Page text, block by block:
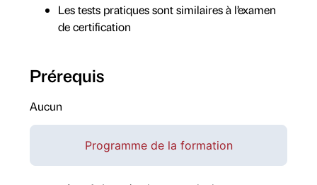
Les tests pratiques sont similaires à l’examen
de certification
Prérequis
Aucun
Programme de la formation